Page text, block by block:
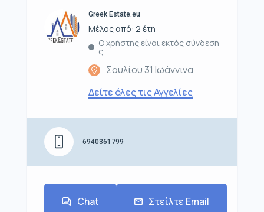
Greek Estate.eu
Μέλος από: 2 έτη
Ο χρήστης είναι εκτός σύνδεση
ς
Σουλίου 31 Ιωάννινα
Δείτε όλες τις Αγγελίες
6940361799
Chat Στείλτε Email